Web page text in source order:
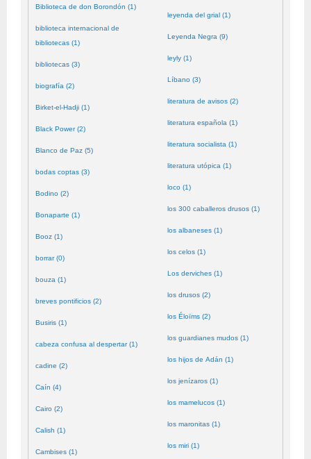
Biblioteca de don Borondón (1)
biblioteca internacional de
bibliotecas (1)
bibliotecas (3)
biografía (2)
Birket-el-Hadji (1)
Black Power (2)
Blanco de Paz (5)
bodas coptas (3)
Bodino (2)
Bonaparte (1)
Booz (1)
borrar (0)
bouza (1)
breves pontificios (2)
Busiris (1)
cabeza confusa al despertar (1)
cadine (2)
Caín (4)
Cairo (2)
Calish (1)
Cambises (1)
leyenda del grial (1)
Leyenda Negra (9)
leyly (1)
Líbano (3)
literatura de avisos (2)
literatura española (1)
literatura socialista (1)
literatura utópica (1)
loco (1)
los 300 caballeros drusos (1)
los albaneses (1)
los celos (1)
Los derviches (1)
los drusos (2)
los Éloïms (2)
los guardianes mudos (1)
los hijos de Adán (1)
los jenízaros (1)
los mamelucos (1)
los maronitas (1)
los miri (1)